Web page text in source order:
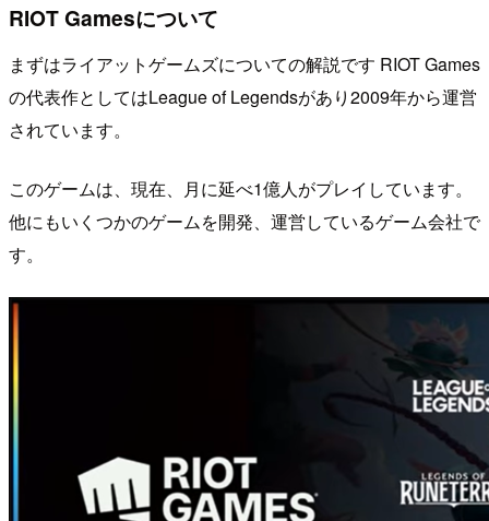
RIOT Gamesについて
まずはライアットゲームズについての解説です RIOT Games
の代表作としてはLeague of Legendsがあり2009年から運営
されています。
このゲームは、現在、月に延べ1億人がプレイしています。
他にもいくつかのゲームを開発、運営しているゲーム会社で
す。